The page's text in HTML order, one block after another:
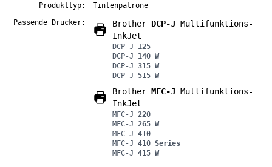
Produkttyp:
Tintenpatrone
Passende Drucker:
Brother DCP-J Multifunktions-
InkJet
DCP-J 125
DCP-J 140 W
DCP-J 315 W
DCP-J 515 W
Brother MFC-J Multifunktions-
InkJet
MFC-J 220
MFC-J 265 W
MFC-J 410
MFC-J 410 Series
MFC-J 415 W